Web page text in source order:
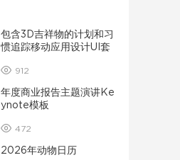
包含3D吉祥物的计划和习
惯追踪移动应用设计UI套
912
年度商业报告主题演讲Ke
ynote模板
472
2026年动物日历